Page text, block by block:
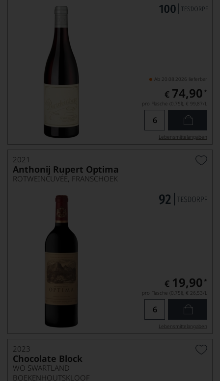
Ab 20.08.2026 lieferbar
€ 74,90 *
pro Flasche (0.75l), € 99,87/L
Lebensmittel­angaben
2021
Anthonij Rupert Optima
ROTWEINCUVÉE, FRANSCHOEK
€ 19,90 *
pro Flasche (0.75l), € 26,53/L
Lebensmittel­angaben
2023
Chocolate Block
WO SWARTLAND
BOEKENHOUTSKLOOF